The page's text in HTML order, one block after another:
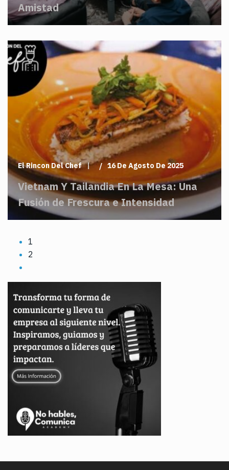
Amistad
El Rincon Del Chef 16 De Agosto De 2025
Vietnam Y Tailandia En La Mesa: Una
Fusión de Frescura e Intensidad
1
2